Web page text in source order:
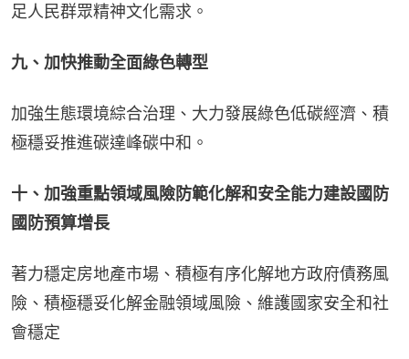
足人民群眾精神文化需求。
九、加快推動全面綠色轉型
加強生態環境綜合治理、大力發展綠色低碳經濟、積
極穩妥推進碳達峰碳中和。
十、加強重點領域風險防範化解和安全能力建設國防
國防預算增長
著力穩定房地產市場、積極有序化解地方政府債務風
險、積極穩妥化解金融領域風險、維護國家安全和社
會穩定